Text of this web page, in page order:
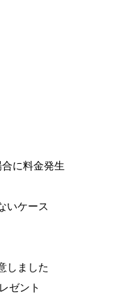
に料金発生
いケース
しました
ゼント